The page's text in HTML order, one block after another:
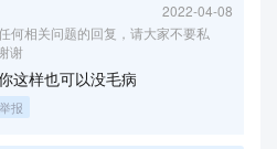
2022-04-08
何相关问题的回复，请大家不要私
谢
这样也可以没毛病
举报